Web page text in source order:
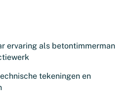
ervaring als betontimmerman
tekeningen en